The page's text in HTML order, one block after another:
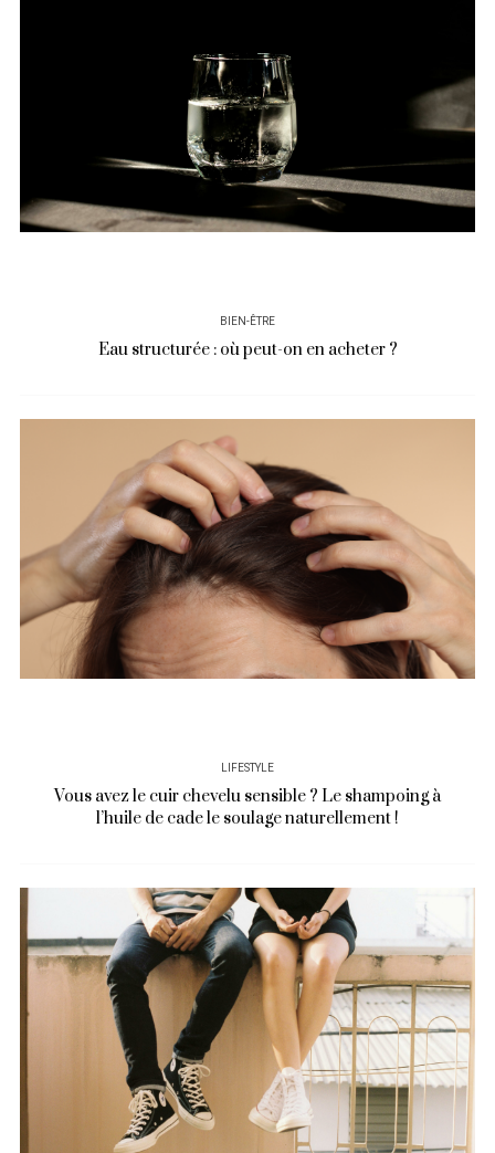
BIEN-ÊTRE
Eau structurée : où peut-on en acheter ?
LIFESTYLE
Vous avez le cuir chevelu sensible ? Le shampoing à
l’huile de cade le soulage naturellement !